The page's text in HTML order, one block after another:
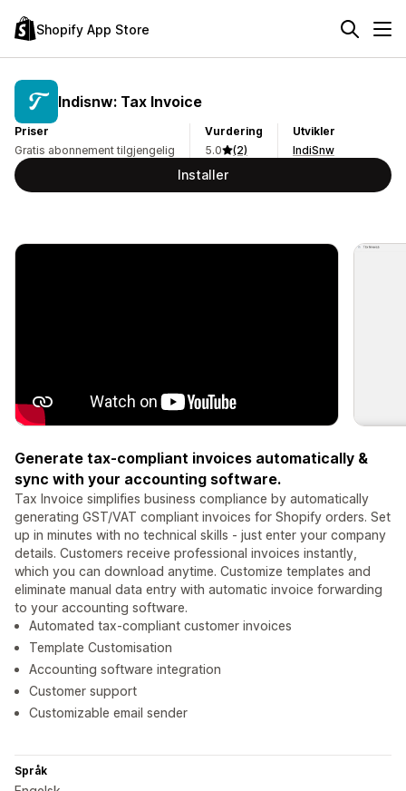
Shopify App Store
Indisnw: Tax Invoice
Priser
Gratis abonnement tilgjengelig
Vurdering
5.0
(2)
Utvikler
IndiSnw
Installer
Generate tax-compliant invoices automatically &
sync with your accounting software.
Tax Invoice simplifies business compliance by automatically
generating GST/VAT compliant invoices for Shopify orders. Set
up in minutes with no technical skills - just enter your company
details. Customers receive professional invoices instantly,
which you can download anytime. Customize templates and
eliminate manual data entry with automatic invoice forwarding
to your accounting software.
Automated tax-compliant customer invoices
Template Customisation
Accounting software integration
Customer support
Customizable email sender
Språk